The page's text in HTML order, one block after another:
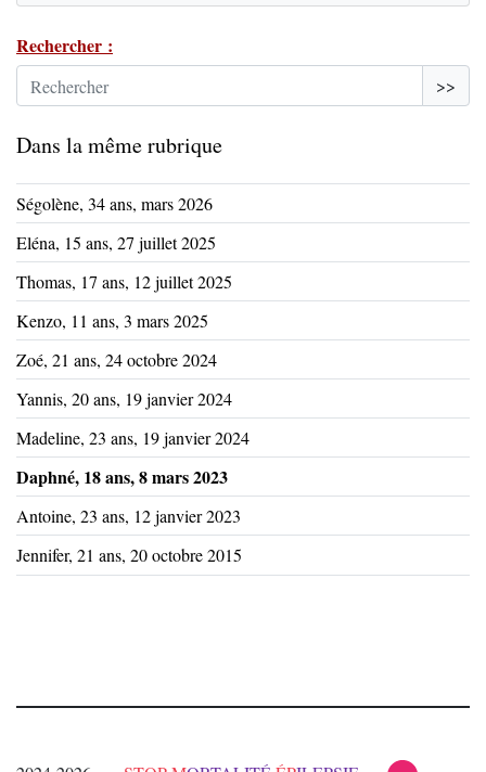
Rechercher :
>>
Dans la même rubrique
Ségolène, 34 ans, mars 2026
Eléna, 15 ans, 27 juillet 2025
Thomas, 17 ans, 12 juillet 2025
Kenzo, 11 ans, 3 mars 2025
Zoé, 21 ans, 24 octobre 2024
Yannis, 20 ans, 19 janvier 2024
Madeline, 23 ans, 19 janvier 2024
Daphné, 18 ans, 8 mars 2023
Antoine, 23 ans, 12 janvier 2023
Jennifer, 21 ans, 20 octobre 2015